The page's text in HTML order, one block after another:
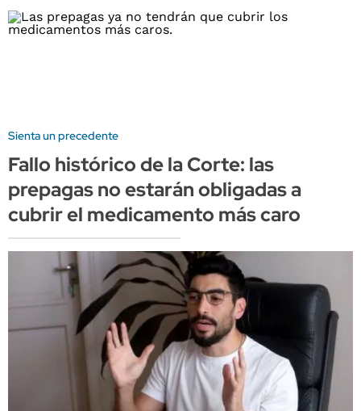
Sienta un precedente
Fallo histórico de la Corte: las
prepagas no estarán obligadas a
cubrir el medicamento más caro